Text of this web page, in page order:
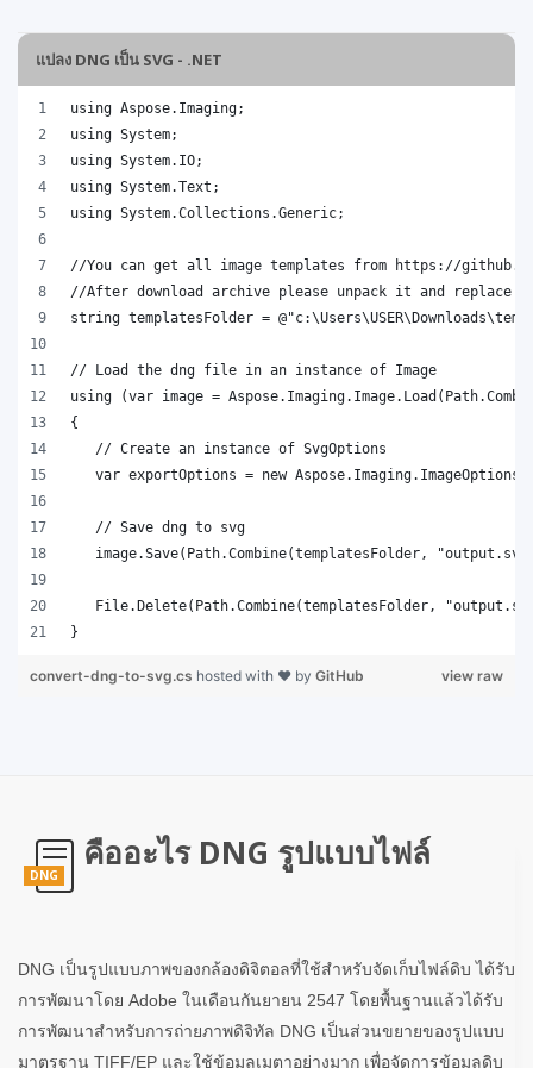
แปลง DNG เป็น SVG - .NET
}
view raw
convert-dng-to-svg.cs hosted with ❤ by GitHub
DNG
คืออะไร DNG รูปแบบไฟล์
DNG เป็นรูปแบบภาพของกล้องดิจิตอลที่ใช้สำหรับจัดเก็บไฟล์ดิบ ได้รับ
การพัฒนาโดย Adobe ในเดือนกันยายน 2547 โดยพื้นฐานแล้วได้รับ
การพัฒนาสำหรับการถ่ายภาพดิจิทัล DNG เป็นส่วนขยายของรูปแบบ
มาตรฐาน TIFF/EP และใช้ข้อมูลเมตาอย่างมาก เพื่อจัดการข้อมูลดิบ